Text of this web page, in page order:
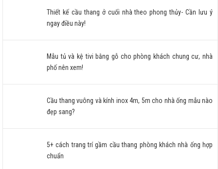
Thiết kế cầu thang ở cuối nhà theo phong thủy- Cần lưu ý
ngay điều này!
Mẫu tủ và kệ tivi bằng gỗ cho phòng khách chung cư, nhà
phố nên xem!
Cầu thang vuông và kính inox 4m, 5m cho nhà ống mẫu nào
đẹp sang?
5+ cách trang trí gầm cầu thang phòng khách nhà ống hợp
chuẩn